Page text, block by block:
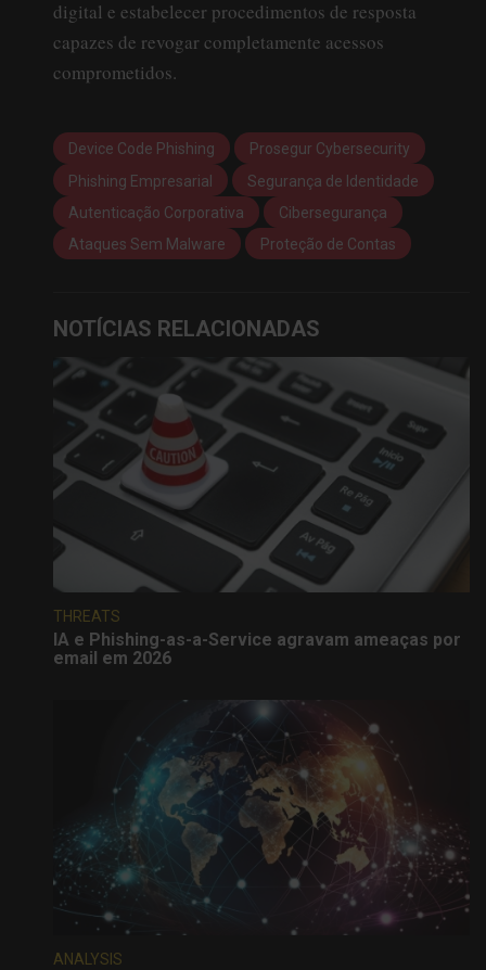
digital e estabelecer procedimentos de resposta
capazes de revogar completamente acessos
comprometidos.
Device Code Phishing
Prosegur Cybersecurity
Phishing Empresarial
Segurança de Identidade
Autenticação Corporativa
Cibersegurança
Ataques Sem Malware
Proteção de Contas
NOTÍCIAS RELACIONADAS
THREATS
IA e Phishing-as-a-Service agravam ameaças por
email em 2026
ANALYSIS